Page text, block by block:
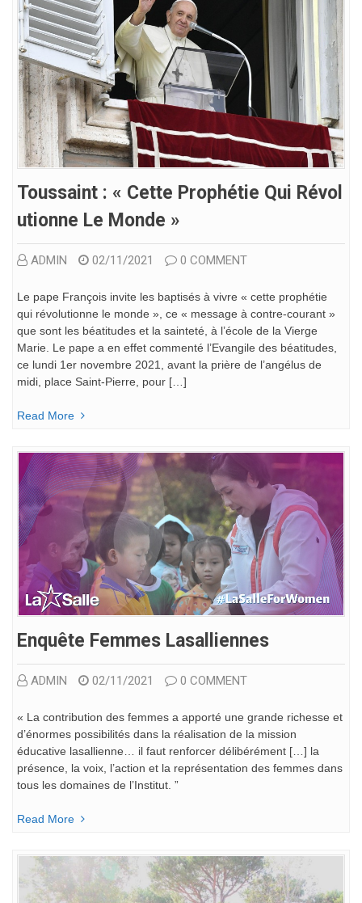
Toussaint : « Cette Prophétie Qui Révol
Utionne Le Monde »
ADMIN 02/11/2021 0 COMMENT
Le pape François invite les baptisés à vivre « cette prophétie
qui révolutionne le monde », ce « message à contre-courant »
que sont les béatitudes et la sainteté, à l’école de la Vierge
Marie. Le pape a en effet commenté l’Evangile des béatitudes,
ce lundi 1er novembre 2021, avant la prière de l’angélus de
midi, place Saint-Pierre, pour […]
Read More
Enquête Femmes Lasalliennes
ADMIN 02/11/2021 0 COMMENT
« La contribution des femmes a apporté une grande richesse et
d’énormes possibilités dans la réalisation de la mission
éducative lasallienne… il faut renforcer délibérément […] la
présence, la voix, l’action et la représentation des femmes dans
tous les domaines de l’Institut. ”
Read More